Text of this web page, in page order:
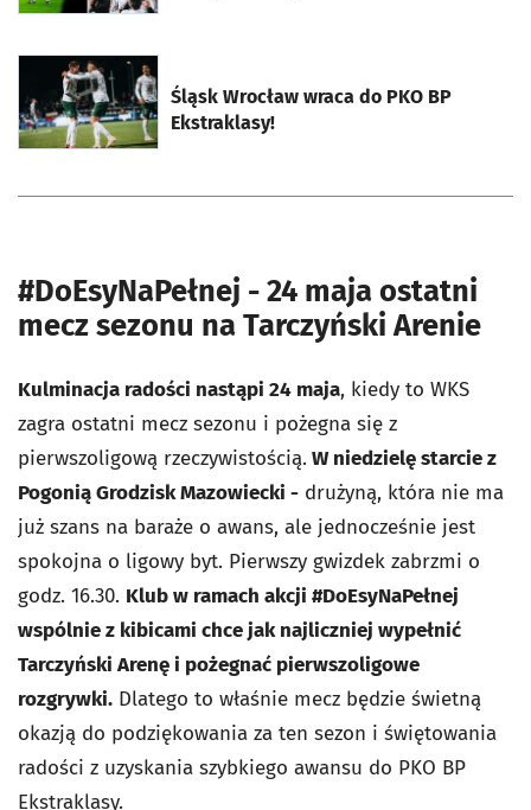
Śląsk Wrocław wraca do PKO BP
Ekstraklasy!
otworzy się w nowej karcie
#DoEsyNaPełnej - 24 maja ostatni
mecz sezonu na Tarczyński Arenie
Kulminacja radości nastąpi 24 maja, kiedy to WKS
zagra ostatni mecz sezonu i pożegna się z
pierwszoligową rzeczywistością. W niedzielę starcie z
Pogonią Grodzisk Mazowiecki - drużyną, która nie ma
już szans na baraże o awans, ale jednocześnie jest
spokojna o ligowy byt. Pierwszy gwizdek zabrzmi o
godz. 16.30. Klub w ramach akcji #DoEsyNaPełnej
wspólnie z kibicami chce jak najliczniej wypełnić
Tarczyński Arenę i pożegnać pierwszoligowe
rozgrywki. Dlatego to właśnie mecz będzie świetną
okazją do podziękowania za ten sezon i świętowania
radości z uzyskania szybkiego awansu do PKO BP
Ekstraklasy.